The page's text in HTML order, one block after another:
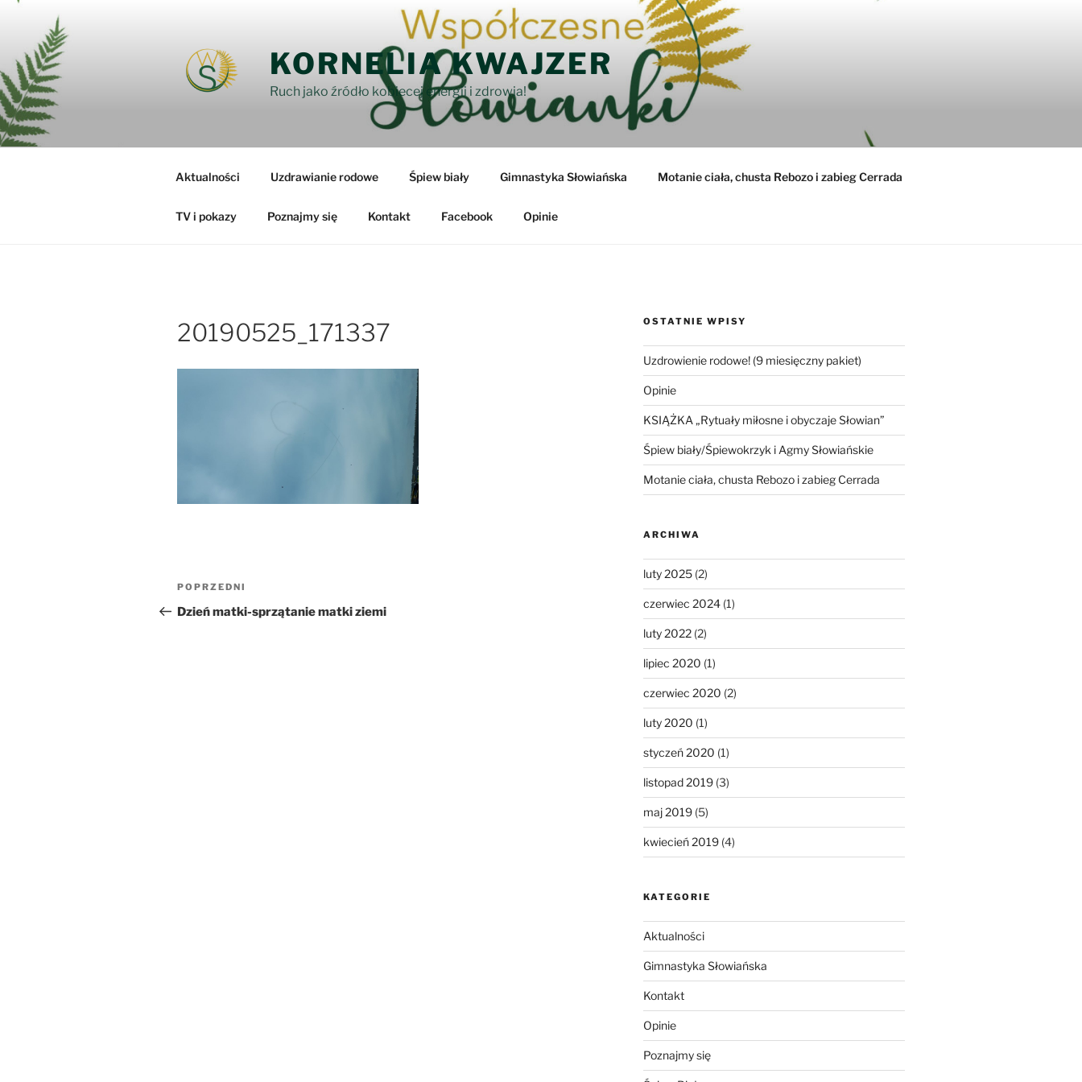
Przejdź
KORNELIA KWAJZER
Ruch jako źródło kobiecej energii i zdrowia!
Aktualności Uzdrawianie rodowe Śpiew biały Gimnastyka Słowiańska Motanie ciała, chusta Rebozo i zabieg Cerrada
TV i pokazy Poznajmy się Kontakt Facebook Opinie
20190525_171337
Nawigacja
wpisu
Poprzedni
wpis
POPRZEDNI
Dzień matki-sprzątanie matki ziemi
OSTATNIE WPISY
Uzdrowienie rodowe! (9 miesięczny pakiet)
Opinie
KSIĄŻKA „Rytuały miłosne i obyczaje Słowian”
Śpiew biały/Śpiewokrzyk i Agmy Słowiańskie
Motanie ciała, chusta Rebozo i zabieg Cerrada
ARCHIWA
luty 2025(2)
czerwiec 2024(1)
luty 2022(2)
lipiec 2020 (1)
czerwiec 2020 (2)
luty 2020 (1)
styczeń 2020 (1)
listopad 2019(3)
maj 2019(5)
kwiecień 2019(4)
KATEGORIE
Aktualności
Gimnastyka Słowiańska
Kontakt
Opinie
Poznajmy się